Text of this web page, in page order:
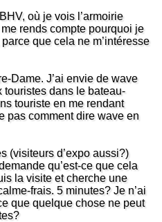
où je vois l’armoirie
rends compte pourquoi je
que cela ne m’intéresse
Dame. J’ai envie de wave
touristes dans le bateau-
touriste en me rendant
pas comment dire wave en
(visiteurs d’expo aussi?)
qu’est-ce que cela
la visite et cherche une
frais. 5 minutes? Je n’ai
que quelque chose ne peut